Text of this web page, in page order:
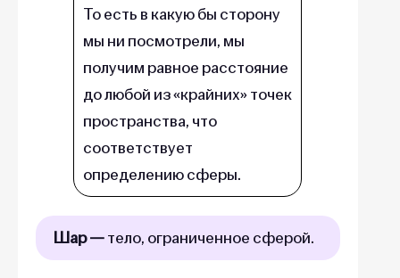
То есть в какую бы сторону
мы ни посмотрели, мы
получим равное расстояние
до любой из «крайних» точек
пространства, что
соответствует
определению сферы.
Шар —тело, ограниченное сферой.